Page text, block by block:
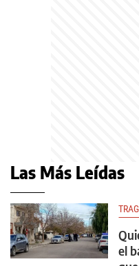
Las Más Leídas
el